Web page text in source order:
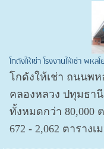
โกดังให้เช่า โรงงานให้เช่า พ
โกดังให้เช่า ถนนพ
คลองหลวง ปทุมธา
ทั้งหมดกว่า 80,000
672 - 2,062 ตาราง